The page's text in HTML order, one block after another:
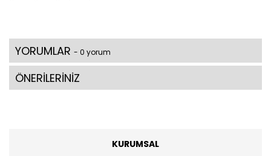
YORUMLAR - 0 yorum
ÖNERİLERİNİZ
KURUMSAL